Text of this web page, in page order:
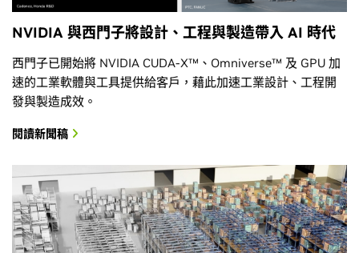
NVIDIA 與西門子將設計、工程與製造帶入 AI 時代
西門子已開始將 NVIDIA CUDA-X™、Omniverse™ 及 GPU 加
速的工業軟體與工具提供給客戶，藉此加速工業設計、工程開
發與製造成效。
閱讀新聞稿